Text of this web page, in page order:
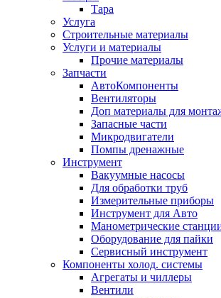
Тара
Услуга
Строительные материалы
Услуги и материалы
Прочие материалы
Запчасти
АвтоКомпоненты
Вентиляторы
Доп материалы для
Запасные части
Микродвигатели
Помпы дренажные
Инструмент
Вакуумные насосы
Для обработки труб
Измерительные приборы
Инструмент для Авто
Манометрические
Оборудование для пайки
Сервисный инструмент
Компоненты холод. системы
Агрегаты и чиллеры
Вентили